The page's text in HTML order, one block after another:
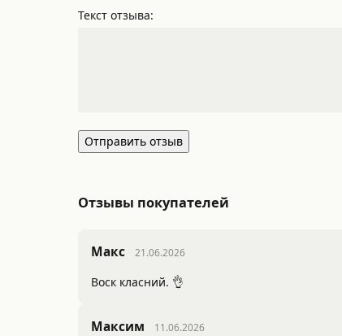
Текст отзыва:
Отправить отзыв
Отзывы покупателей
Макс 21.06.2026
Воск класний. 👌
Максим 11.06.2026